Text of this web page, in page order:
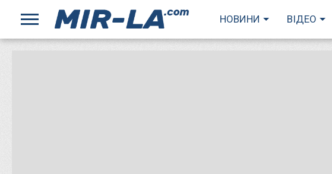
НОВИНИ ВІДЕО